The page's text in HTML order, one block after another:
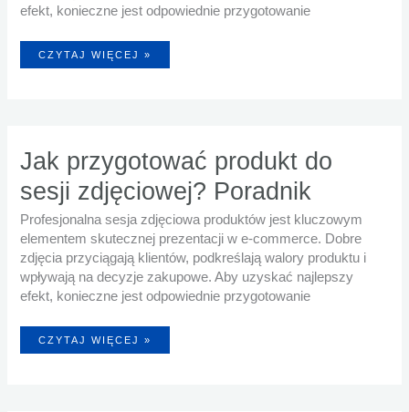
efekt, konieczne jest odpowiednie przygotowanie
JAK
PROFESJONALNA
FOTOGRAFIA
CZYTAJ WIĘCEJ »
Jak przygotować produkt do
sesji zdjęciowej? Poradnik
Profesjonalna sesja zdjęciowa produktów jest kluczowym
elementem skutecznej prezentacji w e-commerce. Dobre
zdjęcia przyciągają klientów, podkreślają walory produktu i
wpływają na decyzje zakupowe. Aby uzyskać najlepszy
efekt, konieczne jest odpowiednie przygotowanie
JAK
PRZYGOTOWAĆ
PRODUKT
CZYTAJ WIĘCEJ »